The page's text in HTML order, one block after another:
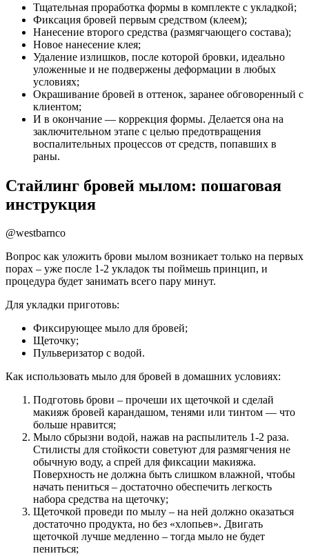
Тщательная проработка формы в комплекте с укладкой;
Фиксация бровей первым средством (клеем);
Нанесение второго средства (размягчающего состава);
Новое нанесение клея;
Удаление излишков, после которой бровки, идеально
уложенные и не подвержены деформации в любых
условиях;
Окрашивание бровей в оттенок, заранее обговоренный с
клиентом;
И в окончание — коррекция формы. Делается она на
заключительном этапе с целью предотвращения
воспалительных процессов от средств, попавших в
раны.
Стайлинг бровей мылом: пошаговая
инструкция
@westbarnco
Вопрос как уложить брови мылом возникает только на первых
порах – уже после 1-2 укладок ты поймешь принцип, и
процедура будет занимать всего пару минут.
Для укладки приготовь:
Фиксирующее мыло для бровей;
Щеточку;
Пульверизатор с водой.
Как использовать мыло для бровей в домашних условиях:
Подготовь брови – прочеши их щеточкой и сделай
макияж бровей карандашом, тенями или тинтом — что
больше нравится;
Мыло сбрызни водой, нажав на распылитель 1-2 раза.
Стилисты для стойкости советуют для размягчения не
обычную воду, а спрей для фиксации макияжа.
Поверхность не должна быть слишком влажной, чтобы
начать пениться – достаточно обеспечить легкость
набора средства на щеточку;
Щеточкой проведи по мылу – на ней должно оказаться
достаточно продукта, но без «хлопьев». Двигать
щеточкой лучше медленно – тогда мыло не будет
пениться;